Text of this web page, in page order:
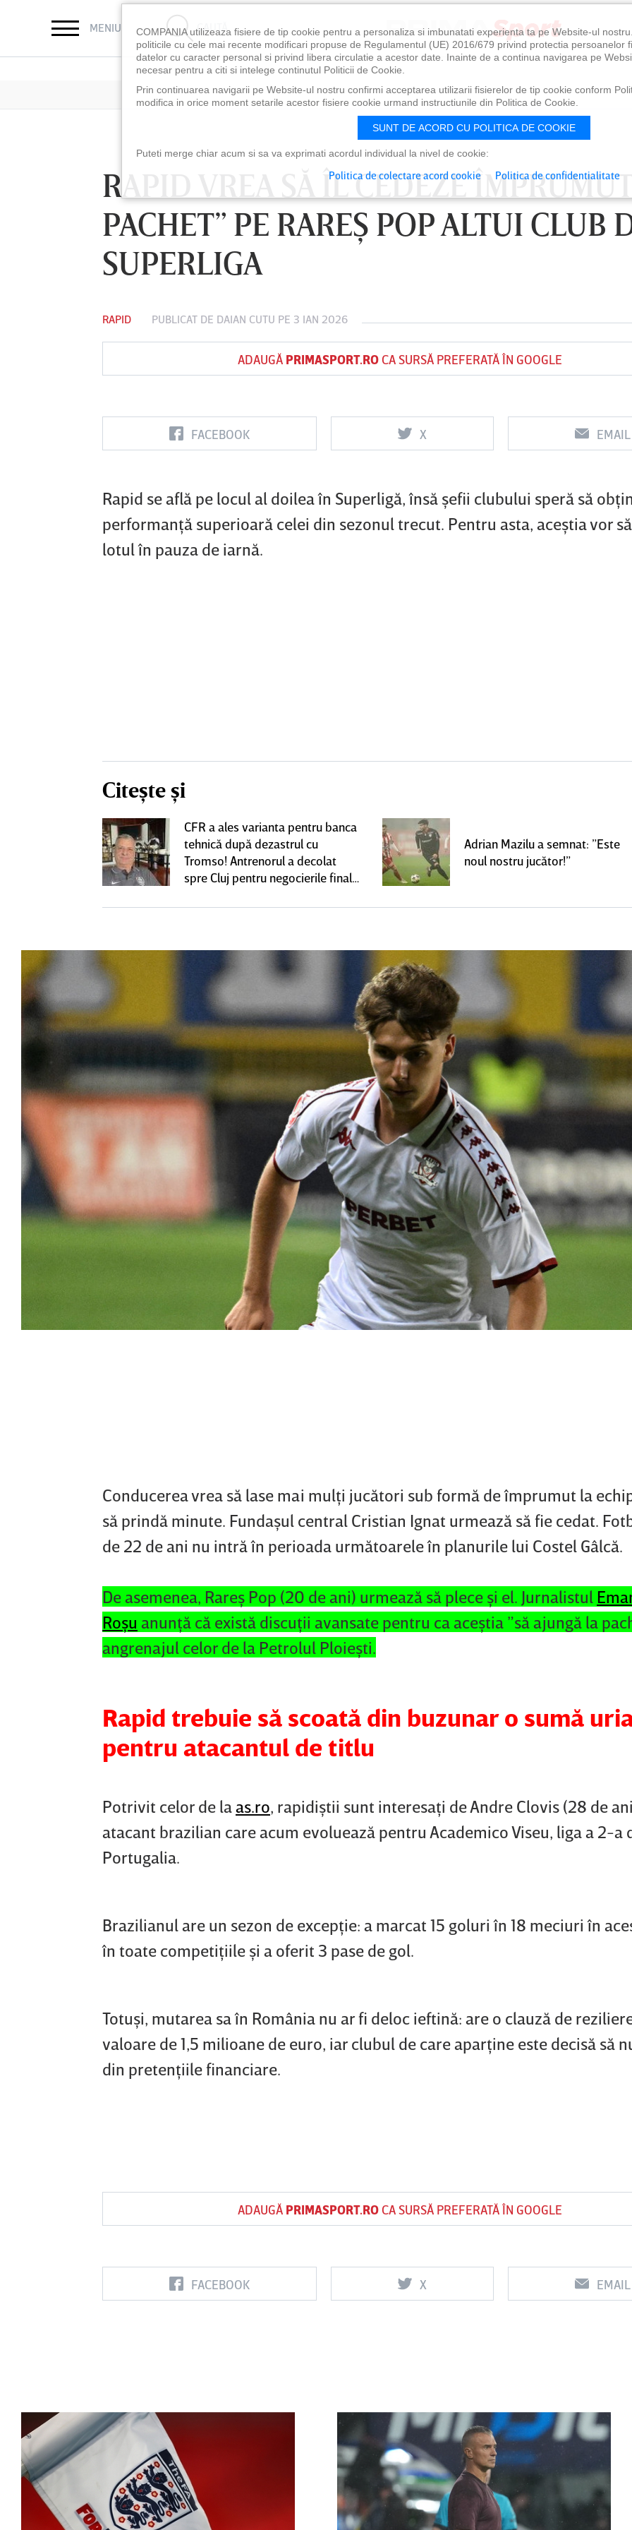
MENIU CAUTĂ
RAPID VREA SĂ ÎL CEDEZE ÎMPRUMUT
PACHET” PE RAREŞ POP ALTUI CLUB
SUPERLIGA
RAPID PUBLICAT DE DAIAN CUTU PE 3 IAN 2026
ADAUGĂ PRIMASPORT.ROCA SURSĂ PREFERATĂ ÎN GOOGLE
FACEBOOK X EMAIL
Rapid se află pe locul al doilea în Superligă, însă şefii clubului speră să
performanţă superioară celei din sezonul trecut. Pentru asta, aceştia vor
lotul în pauza de iarnă.
Citește și
CFR a ales varianta pentru banca
tehnică după dezastrul cu
Tromso! Antrenorul a decolat
spre Cluj pentru negocierile finale
Adrian Mazilu a semnat: ”Este
noul nostru jucător!”
Conducerea vrea să lase mai mulţi jucători sub formă de împrumut la
să prindă minute. Fundaşul central Cristian Ignat urmează să fie cedat.
de 22 de ani nu intră în perioada următoarele în planurile lui Costel Gâlcă.
De asemenea, Rareş Pop (20 de ani) urmează să plece şi el. Jurnalistul
Roşu anunţă că există discuţii avansate pentru ca aceştia ”să ajungă la
angrenajul celor de la Petrolul Ploieşti.
Rapid trebuie să scoată din buzunar o sumă
pentru atacantul de titlu
Potrivit celor de laas.ro, rapidiştii sunt interesaţi de Andre Clovis (28 de
atacant brazilian care acum evoluează pentru Academico Viseu, liga a 2-a
Portugalia.
Brazilianul are un sezon de excepţie: a marcat 15 goluri în 18 meciuri în
în toate competiţiile şi a oferit 3 pase de gol.
Totuşi, mutarea sa în România nu ar fi deloc ieftină: are o clauză de
valoare de 1,5 milioane de euro, iar clubul de care aparţine este decisă să
din pretenţiile financiare.
ADAUGĂ PRIMASPORT.ROCA SURSĂ PREFERATĂ ÎN GOOGLE
FACEBOOK X EMAIL
FC Botoşani
Vs
Corvinul
Hunedoara
Sepsi OSK Sf
Vs
FCSB UTA Arad
0
Vs
Rapid
0
COMPANIA utilizeaza fisiere de tip cookie pentru a personaliza si imbunatati experienta ta pe Website-ul
politicile cu cele mai recente modificari propuse de Regulamentul (UE) 2016/679 privind protectia persoanelor
datelor cu caracter personal si privind libera circulatie a acestor date. Inainte de a continua navigarea pe
necesar pentru a citi si intelege continutul Politicii de Cookie.
Prin continuarea navigarii pe Website-ul nostru confirmi acceptarea utilizarii fisierelor de tip cookie conform
modifica in orice moment setarile acestor fisiere cookie urmand instructiunile din Politica de Cookie.
SUNT DE ACORD CU POLITICA DE COOKIE
Puteti merge chiar acum si sa va exprimati acordul individual la nivel de cookie:
Politica de colectare acord cookie Politica de confidentialitate